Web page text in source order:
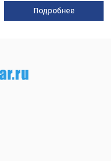
Подробнее